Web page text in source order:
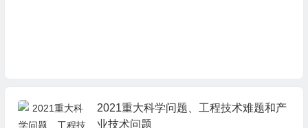
2021重大科学问题、工程技术难题和产
业技术问题